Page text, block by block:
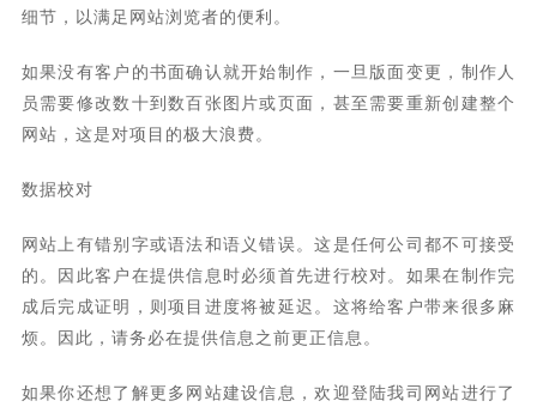
细节，以满足网站浏览者的便利。
如果没有客户的书面确认就开始制作，一旦版面变更，制作人
员需要修改数十到数百张图片或页面，甚至需要重新创建整个
网站，这是对项目的极大浪费。
数据校对
网站上有错别字或语法和语义错误。这是任何公司都不可接受
的。因此客户在提供信息时必须首先进行校对。如果在制作完
成后完成证明，则项目进度将被延迟。这将给客户带来很多麻
烦。因此，请务必在提供信息之前更正信息。
如果你还想了解更多网站建设信息，欢迎登陆我司网站进行了